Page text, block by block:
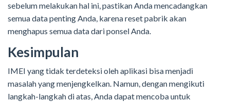
sebelum melakukan hal ini, pastikan Anda mencadangkan
semua data penting Anda, karena reset pabrik akan
menghapus semua data dari ponsel Anda.
Kesimpulan
IMEI yang tidak terdeteksi oleh aplikasi bisa menjadi
masalah yang menjengkelkan. Namun, dengan mengikuti
langkah-langkah di atas, Anda dapat mencoba untuk